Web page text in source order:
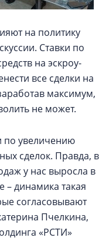
на политику
Ставки по
на эскроу-
все сделки на
максимум,
не может.
по увеличению
сделок. Правда, в
у нас выросла в
– динамика такая
согласовывают
Пчелкина,
«РСТИ»